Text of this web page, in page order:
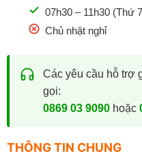
07h30 – 11h30 (Thứ
Chủ nhật nghỉ
Các yêu cầu hỗ trợ
gọi:
0869 03 9090hoặc
THÔNG TIN CHUNG